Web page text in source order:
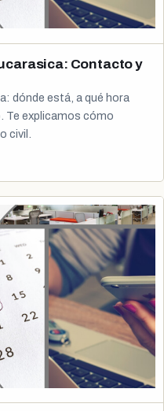
Contacto y
dónde está, a qué hora
Te explicamos cómo
civil.